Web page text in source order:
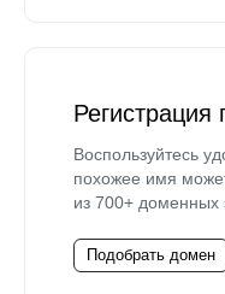
Воспользуйтесь
похожее имя
из 700+ доменных
Подобрать домен